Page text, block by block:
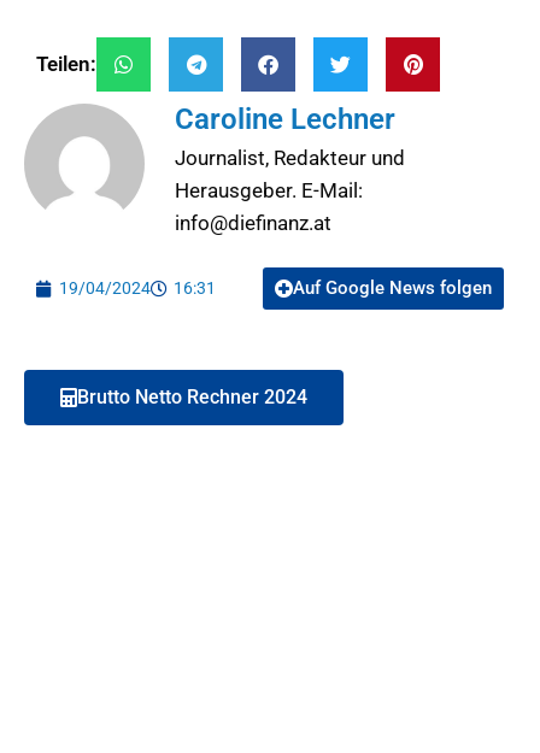
Teilen:
Caroline Lechner
Journalist, Redakteur und
Herausgeber. E-Mail:
info@diefinanz.at
19/04/2024 16:31 Auf Google News folgen
Brutto Netto Rechner 2024